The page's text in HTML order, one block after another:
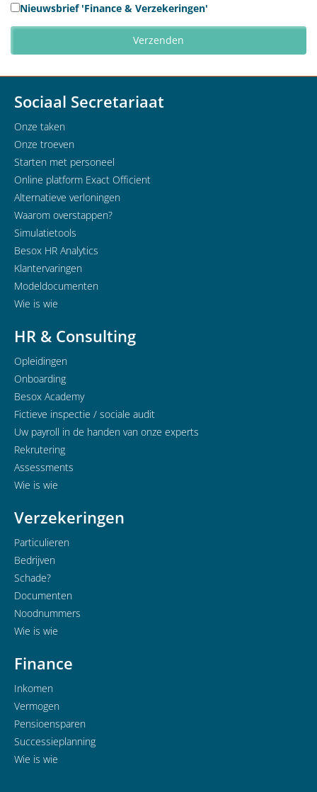
Nieuwsbrief 'Finance & Verzekeringen'
Sociaal Secretariaat
Onze taken
Onze troeven
Starten met personeel
Online platform Exact Officient
Alternatieve verloningen
Waarom overstappen?
Simulatietools
Besox HR Analytics
Klantervaringen
Modeldocumenten
Wie is wie
HR & Consulting
Opleidingen
Onboarding
Besox Academy
Fictieve inspectie / sociale audit
Uw payroll in de handen van onze experts
Rekrutering
Assessments
Wie is wie
Verzekeringen
Particulieren
Bedrijven
Schade?
Documenten
Noodnummers
Wie is wie
Finance
Inkomen
Vermogen
Pensioensparen
Successieplanning
Wie is wie